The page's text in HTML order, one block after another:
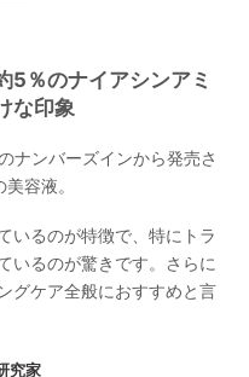
5％のナイアシンアミ
な印象
ナンバーズインから発売さ
容液。
いるのが特徴で、特にトラ
いるのが驚きです。さらに
グケア全般におすすめと言